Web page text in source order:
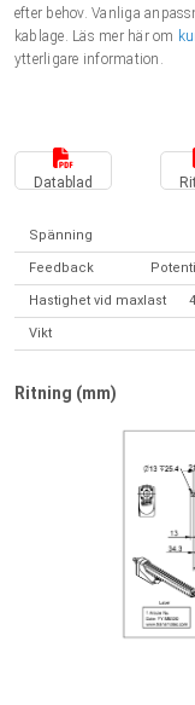
Suomi (EUR)
efter behov. Vanliga
kablage. Läs mer här om
ytterligare information.
Datablad
Spänning
Feedback
Hastighet vid maxlast
Vikt
Ritning (mm)